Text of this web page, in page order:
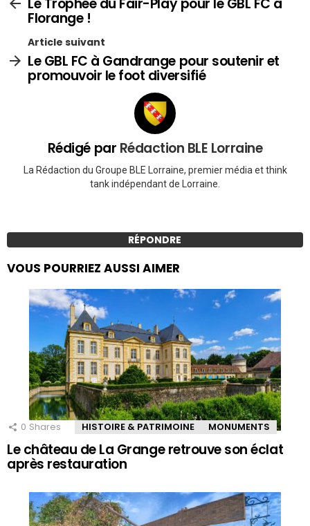
Le Trophée du Fair-Play pour le GBL FC à
Florange !
Article suivant
Le GBL FC à Gandrange pour soutenir et
promouvoir le foot diversifié
Rédigé par Rédaction BLE Lorraine
La Rédaction du Groupe BLE Lorraine, premier média et think
tank indépendant de Lorraine.
RÉPONDRE
VOUS POURRIEZ AUSSI AIMER
0 Shares HISTOIRE & PATRIMOINE MONUMENTS
Le château de La Grange retrouve son éclat
après restauration